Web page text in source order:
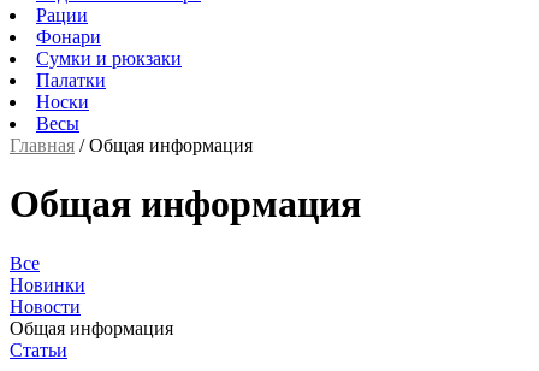
Рации
Фонари
Сумки и рюкзаки
Палатки
Носки
Весы
Главная /Общая информация
Общая информация
Все
Новинки
Новости
Общая информация
Статьи